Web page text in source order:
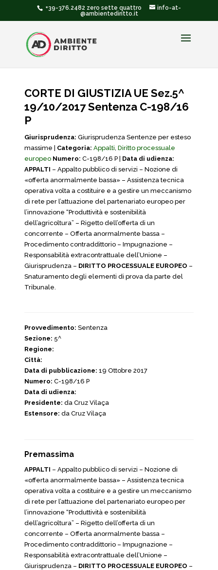
+39-376.2482 zero sette quattro
info-at-
@ambientediritto.it
CORTE DI GIUSTIZIA UE Sez.5^
19/10/2017 Sentenza C-198/16
P
Giurisprudenza: Giurisprudenza Sentenze per esteso
massime | Categoria: Appalti, Diritto processuale
europeo Numero: C-198/16 P | Data di udienza:
APPALTI – Appalto pubblico di servizi – Nozione di
«offerta anormalmente bassa» – Assistenza tecnica
operativa volta a costituire e a gestire un meccanismo
di rete per l’attuazione del partenariato europeo per
l’innovazione “Produttività e sostenibilità
dell’agricoltura” – Rigetto dell’offerta di un
concorrente – Offerta anormalmente bassa –
Procedimento contraddittorio – Impugnazione –
Responsabilità extracontrattuale dell’Unione –
Giurisprudenza – DIRITTO PROCESSUALE EUROPEO –
Snaturamento degli elementi di prova da parte del
Tribunale.
Provvedimento: Sentenza
Sezione: 5^
Regione:
Città:
Data di pubblicazione: 19 Ottobre 2017
Numero: C-198/16 P
Data di udienza:
Presidente: da Cruz Vilaça
Estensore: da Cruz Vilaça
Premassima
APPALTI – Appalto pubblico di servizi – Nozione di
«offerta anormalmente bassa» – Assistenza tecnica
operativa volta a costituire e a gestire un meccanismo
di rete per l’attuazione del partenariato europeo per
l’innovazione “Produttività e sostenibilità
dell’agricoltura” – Rigetto dell’offerta di un
concorrente – Offerta anormalmente bassa –
Procedimento contraddittorio – Impugnazione –
Responsabilità extracontrattuale dell’Unione –
Giurisprudenza – DIRITTO PROCESSUALE EUROPEO –